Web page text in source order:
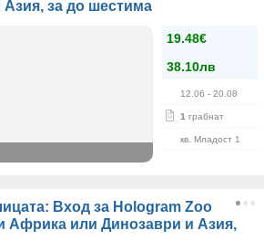
за до шестима
19.48€
38.10лв
12.06 - 20.08
1 грабнат
кв. Младост 1
Вход за Hologram Zoo
Африка или Динозаври и Азия,